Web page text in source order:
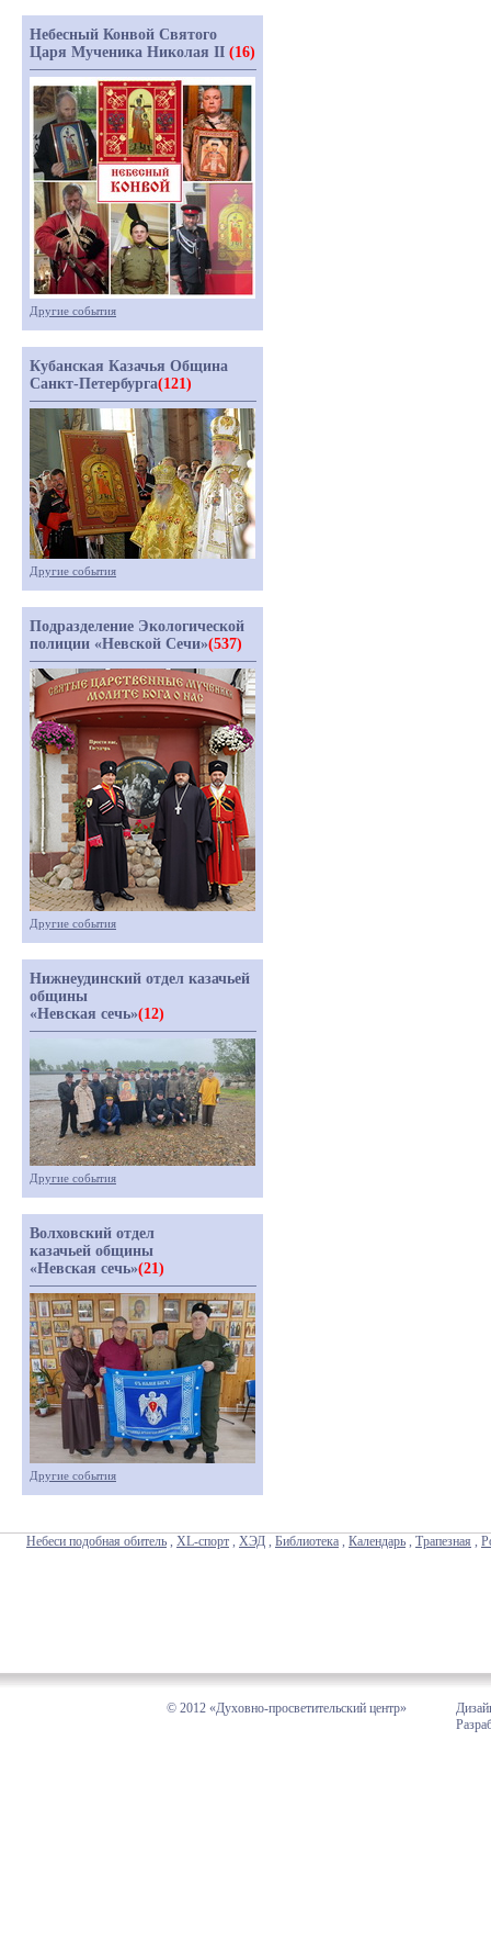
Небесный Конвой Святого
Царя Мученика Николая II (16)
Другие события
Кубанская Казачья Община
Санкт-Петербурга(121)
Другие события
Подразделение Экологической
полиции «Невской Сечи»(537)
Другие события
Нижнеудинский отдел казачьей
общины
«Невская сечь»(12)
Другие события
Волховский отдел
казачьей общины
«Невская сечь»(21)
Другие события
Небеси подобная обитель , XL-спорт , ХЭД , Библиотека , Календарь , Трапезная ,
© 2012 «Духовно-просветительский центр»